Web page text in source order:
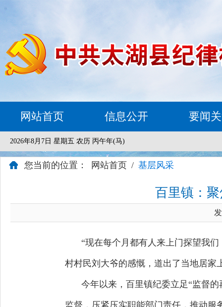
网站首页 信息公开 要闻
2026年8月7日 星期五 农历 丙午年(马)
您当前的位置： 网站首页 / 基层风采
百里镇：
“现在每个月都有人来上门探望我
村村民刘大爷的感慨，道出了当地
今年以来，百里镇纪委立足“监督
监督，压紧压实职能部门责任，推动服